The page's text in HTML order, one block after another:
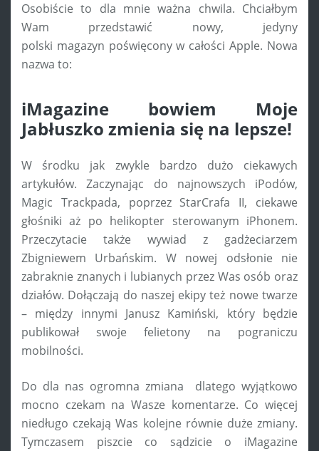
Osobiście to dla mnie ważna chwila. Chciałbym
Wam przedstawić nowy, jedyny
polski magazyn poświęcony w całości Apple. Nowa
nazwa to:
iMagazine bowiem Moje
Jabłuszko zmienia się na lepsze!
W środku jak zwykle bardzo dużo ciekawych
artykułów. Zaczynając do najnowszych iPodów,
Magic Trackpada, poprzez StarCrafa II, ciekawe
głośniki aż po helikopter sterowanym iPhonem.
Przeczytacie także wywiad z gadżeciarzem
Zbigniewem Urbańskim. W nowej odsłonie nie
zabraknie znanych i lubianych przez Was osób oraz
działów. Dołączają do naszej ekipy też nowe twarze
– między innymi Janusz Kamiński, który będzie
publikował swoje felietony na pograniczu
mobilności.
Do dla nas ogromna zmiana dlatego wyjątkowo
mocno czekam na Wasze komentarze. Co więcej
niedługo czekają Was kolejne równie duże zmiany.
Tymczasem piszcie co sądzicie o iMagazine